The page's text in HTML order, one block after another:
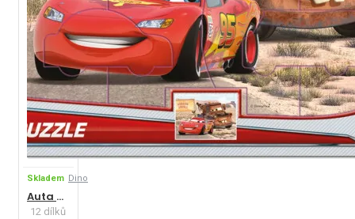
Skladem Dino
Auta Blesk a Burák
12 dílků